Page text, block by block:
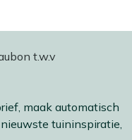
maak automatisch
tuininspiratie,